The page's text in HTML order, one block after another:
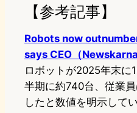
【参考記事】
Robots now
says CEO（
ロボットが2025年末に
半期に約740台、従業
したと数値を明示してい